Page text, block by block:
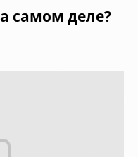
самом деле?